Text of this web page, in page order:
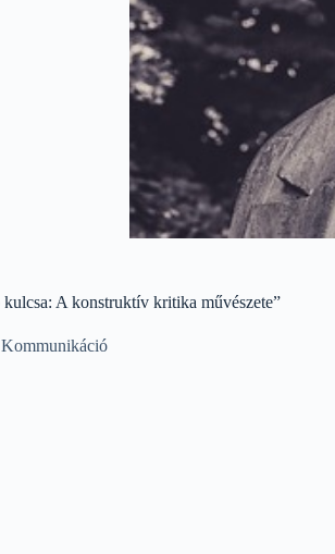
A konstruktív kritika művészete”
Kommunikáció